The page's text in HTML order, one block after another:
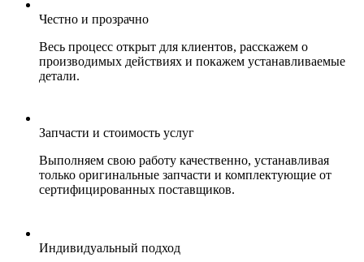
Честно и прозрачно
Весь процесс открыт для клиентов, расскажем о
производимых действиях и покажем устанавливаемые
детали.
Запчасти и стоимость услуг
Выполняем свою работу качественно, устанавливая
только оригинальные запчасти и комплектующие от
сертифицированных поставщиков.
Индивидуальный подход